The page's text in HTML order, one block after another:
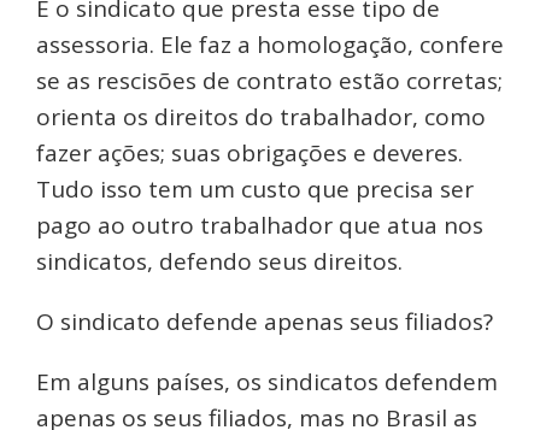
É o sindicato que presta esse tipo de
assessoria. Ele faz a homologação, confere
se as rescisões de contrato estão corretas;
orienta os direitos do trabalhador, como
fazer ações; suas obrigações e deveres.
Tudo isso tem um custo que precisa ser
pago ao outro trabalhador que atua nos
sindicatos, defendo seus direitos.
O sindicato defende apenas seus filiados?
Em alguns países, os sindicatos defendem
apenas os seus filiados, mas no Brasil as